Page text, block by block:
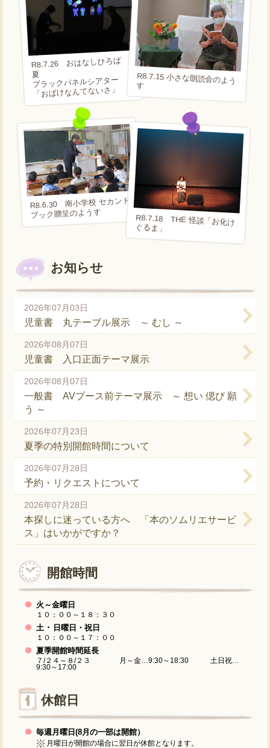
R8.7.26 おはなしひろば
夏
ブラックパネルシアター
「おばけなんてないさ」
R8.7.15 小さな朗読会のよう
す
R8.6.30 南小学校 セカンド
ブック贈呈のようす R8.7.18 THE 怪談「お化け
ぐるま」
お知らせ
2026年07月03日
児童書 丸テーブル展示 ～ むし ～
2026年08月07日
児童書 入口正面テーマ展示
2026年08月07日
一般書 AVブース前テーマ展示 ～ 想い 偲び 願
う ～
2026年07月23日
夏季の特別開館時間について
2026年07月28日
予約・リクエストについて
2026年07月28日
本探しに迷っている方へ 「本のソムリエサービ
ス」はいかがですか？
開館時間
火～金曜日
１０：００～１８：３０
土 ･ 日曜日・祝日
１０：００～１７：００
夏季開館時間延長
７/２４～８/２３ 月～金…9:30～18:30 土日祝…
9:30～17:00
休館日
毎週月曜日(8月の一部は開館）
月曜日が開館の場合に翌日が休館となります。